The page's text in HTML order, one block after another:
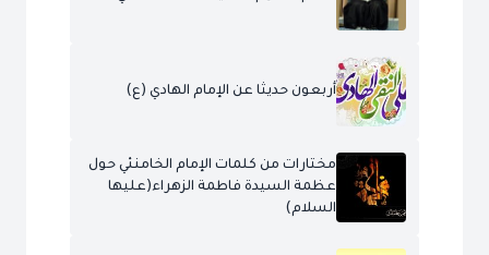
أربعون حديثا عن الإمام الهادي (ع)
مختارات من كلمات الإمام الخامنئي حول
عظمة السيدة فاطمة الزهراء(عليها
السلام)